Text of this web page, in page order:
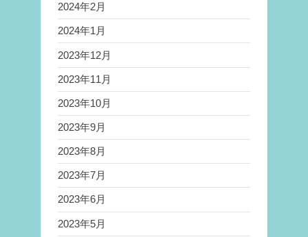
2024年2月
2024年1月
2023年12月
2023年11月
2023年10月
2023年9月
2023年8月
2023年7月
2023年6月
2023年5月